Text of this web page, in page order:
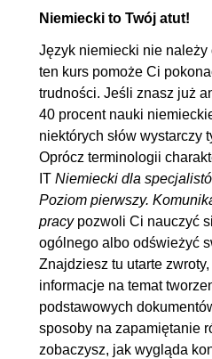
imiennym
6.2. Stopniowanie
przymiotników - stopień
6.3. Stopniowanie
przymiotników - stopień
najwyższy
6.4. Odmiana przymiotników
rodzajniku określonym
6.5. Odmiana przymiotników po
rodzajniku nieokreślonym
6.6. Odmiana przymiotników
rodzajniku zerowym
6.7. Odmiana przymiotników po
Niemiecki to Twój atut!
Język niemiecki nie należy
ten kurs pomoże Ci
trudności. Jeśli znasz już
40 procent nauki
niektórych słów wystarczy
Oprócz terminologii
IT Niemiecki dla
Poziom pierwszy.
pracy pozwoli Ci nauczyć
ogólnego albo odświeżyć
Znajdziesz tu utarte
informacje na temat
podstawowych
sposoby na zapamiętanie
zobaczysz, jak wygląda